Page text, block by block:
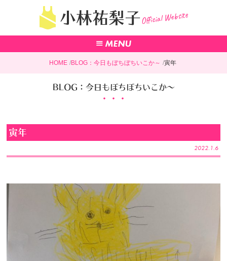
小林祐梨子Official Website
HOME BLOG：今日もぼちぼちいこか～ 寅年
BLOG：今日もぼちぼちいこか～
寅年
2022.1.6